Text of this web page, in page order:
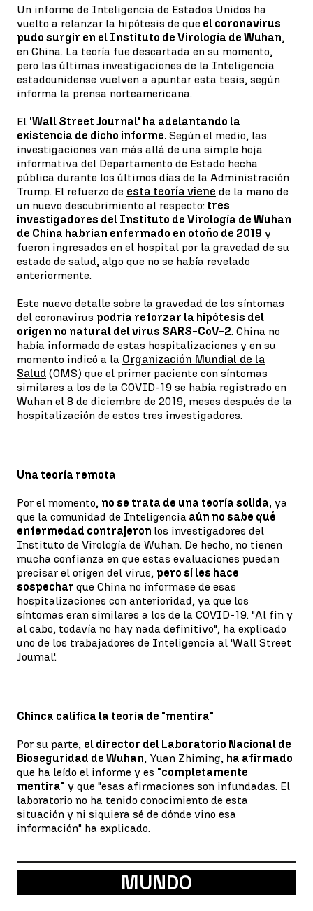
Un informe de Inteligencia de Estados Unidos ha
vuelto a relanzar la hipótesis de que el coronavirus
pudo surgir en el Instituto de Virología de Wuhan,
en China. La teoría fue descartada en su momento,
pero las últimas investigaciones de la Inteligencia
estadounidense vuelven a apuntar esta tesis, según
informa la prensa norteamericana.
El 'Wall Street Journal' ha adelantando la
existencia de dicho informe. Según el medio, las
investigaciones van más allá de una simple hoja
informativa del Departamento de Estado hecha
pública durante los últimos días de la Administración
Trump. El refuerzo de esta teoría viene de la mano de
un nuevo descubrimiento al respecto: tres
investigadores del Instituto de Virología de Wuhan
de China habrían enfermado en otoño de 2019 y
fueron ingresados en el hospital por la gravedad de su
estado de salud, algo que no se había revelado
anteriormente.
Este nuevo detalle sobre la gravedad de los síntomas
del coronavirus podría reforzar la hipótesis del
origen no natural del virus SARS-CoV-2. China no
había informado de estas hospitalizaciones y en su
momento indicó a la Organización Mundial de la
Salud (OMS) que el primer paciente con síntomas
similares a los de la COVID-19 se había registrado en
Wuhan el 8 de diciembre de 2019, meses después de la
hospitalización de estos tres investigadores.
Una teoría remota
Por el momento, no se trata de una teoría solida, ya
que la comunidad de Inteligencia aún no sabe qué
enfermedad contrajeron los investigadores del
Instituto de Virología de Wuhan. De hecho, no tienen
mucha confianza en que estas evaluaciones puedan
precisar el origen del virus, pero sí les hace
sospechar que China no informase de esas
hospitalizaciones con anterioridad, ya que los
síntomas eran similares a los de la COVID-19. "Al fin y
al cabo, todavía no hay nada definitivo", ha explicado
uno de los trabajadores de Inteligencia al 'Wall Street
Journal'.
Chinca califica la teoría de "mentira"
Por su parte, el director del Laboratorio Nacional de
Bioseguridad de Wuhan, Yuan Zhiming, ha afirmado
que ha leído el informe y es "completamente
mentira" y que "esas afirmaciones son infundadas. El
laboratorio no ha tenido conocimiento de esta
situación y ni siquiera sé de dónde vino esa
información" ha explicado.
MUNDO